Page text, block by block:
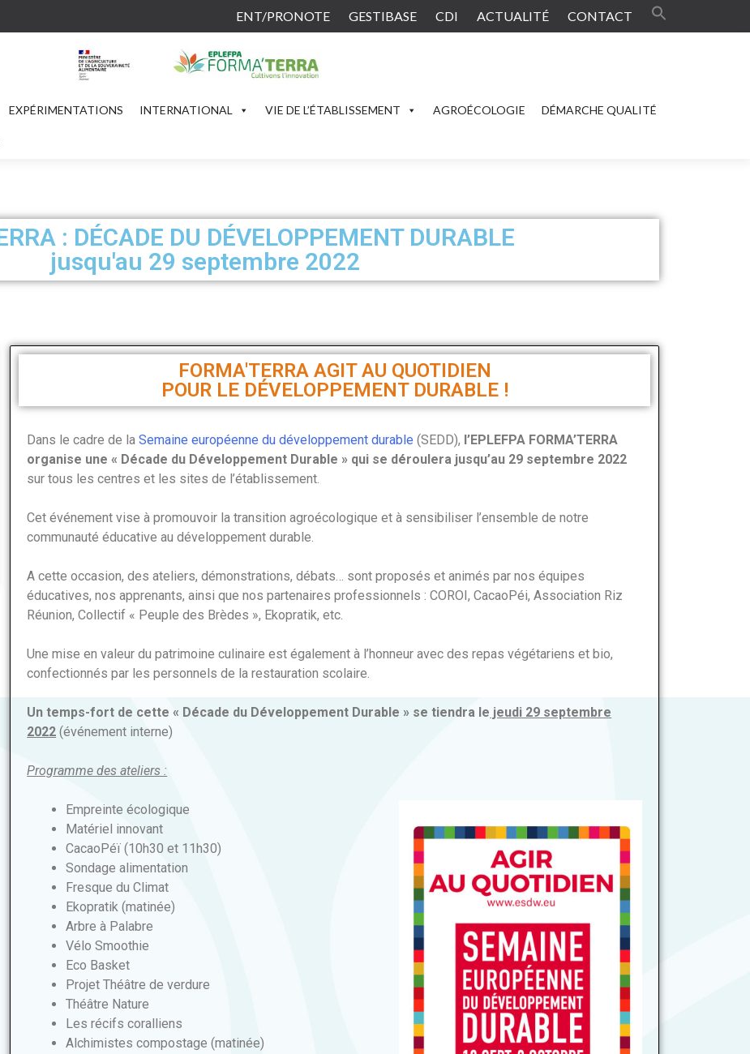
ENT/PRONOTE GESTIBASE CDI ACTUALITÉ CONTACT
EXPÉRIMENTATIONS INTERNATIONAL VIE DE L’ÉTABLISSEMENT AGROÉCOLOGIE DÉMARCHE QUALITÉ
: DÉCADE DU DÉVELOPPEMENT DURABLE
jusqu'au 29 septembre 2022
FORMA'TERRA AGIT AU QUOTIDIEN
POUR LE DÉVELOPPEMENT DURABLE !
Dans le cadre de laSemaine européenne du développement durable (SEDD), l’EPLEFPA FORMA’TERRA
organise une « Décade du Développement Durable » qui se déroulera jusqu’au 29 septembre 2022
sur tous les centres et les sites de l’établissement.
Cet événement vise à promouvoir la transition agroécologique et à sensibiliser l’ensemble de notre
communauté éducative au développement durable.
A cette occasion, des ateliers, démonstrations, débats… sont proposés et animés par nos équipes
éducatives, nos apprenants, ainsi que nos partenaires professionnels : COROI, CacaoPéi, Association Riz
Réunion, Collectif « Peuple des Brèdes », Ekopratik, etc.
Une mise en valeur du patrimoine culinaire est également à l’honneur avec des repas végétariens et bio,
confectionnés par les personnels de la restauration scolaire.
Un temps-fort de cette « Décade du Développement Durable » se tiendra le jeudi 29 septembre
2022 (événement interne)
Programme des ateliers :
Empreinte écologique
Matériel innovant
CacaoPéï (10h30 et 11h30)
Sondage alimentation
Fresque du Climat
Ekopratik (matinée)
Arbre à Palabre
Vélo Smoothie
Eco Basket
Projet Théâtre de verdure
Théâtre Nature
Les récifs coralliens
Alchimistes compostage (matinée)